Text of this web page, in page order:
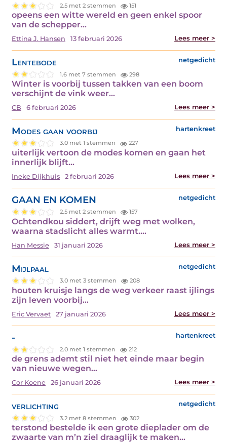
2.5 met 2 stemmen 151
opeens een witte wereld en geen enkel spoor
van de schepper…
Ettina J. Hansen 13 februari 2026 Lees meer >
Lentebode netgedicht
1.6 met 7 stemmen 298
Winter is voorbij tussen takken van een boom
verschijnt de vink weer…
CB 6 februari 2026 Lees meer >
Modes gaan voorbij hartenkreet
3.0 met 1 stemmen 227
uiterlijk vertoon de modes komen en gaan het
innerlijk blijft…
Ineke Dijkhuis 2 februari 2026 Lees meer >
GAAN EN KOMEN netgedicht
2.5 met 2 stemmen 157
Ochtendkou siddert, drijft weg met wolken,
waarna stadslicht alles warmt.…
Han Messie 31 januari 2026 Lees meer >
Mijlpaal netgedicht
3.0 met 3 stemmen 208
houten kruisje langs de weg verkeer raast ijlings
zijn leven voorbij…
Eric Vervaet 27 januari 2026 Lees meer >
- hartenkreet
2.0 met 1 stemmen 212
de grens ademt stil niet het einde maar begin
van nieuwe wegen…
Cor Koene 26 januari 2026 Lees meer >
verlichting netgedicht
3.2 met 8 stemmen 302
terstond bestelde ik een grote dieplader om de
zwaarte van m’n ziel draaglijk te maken…